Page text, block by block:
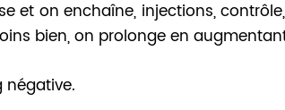
et on enchaîne, injections,
bien, on prolonge en
négative.